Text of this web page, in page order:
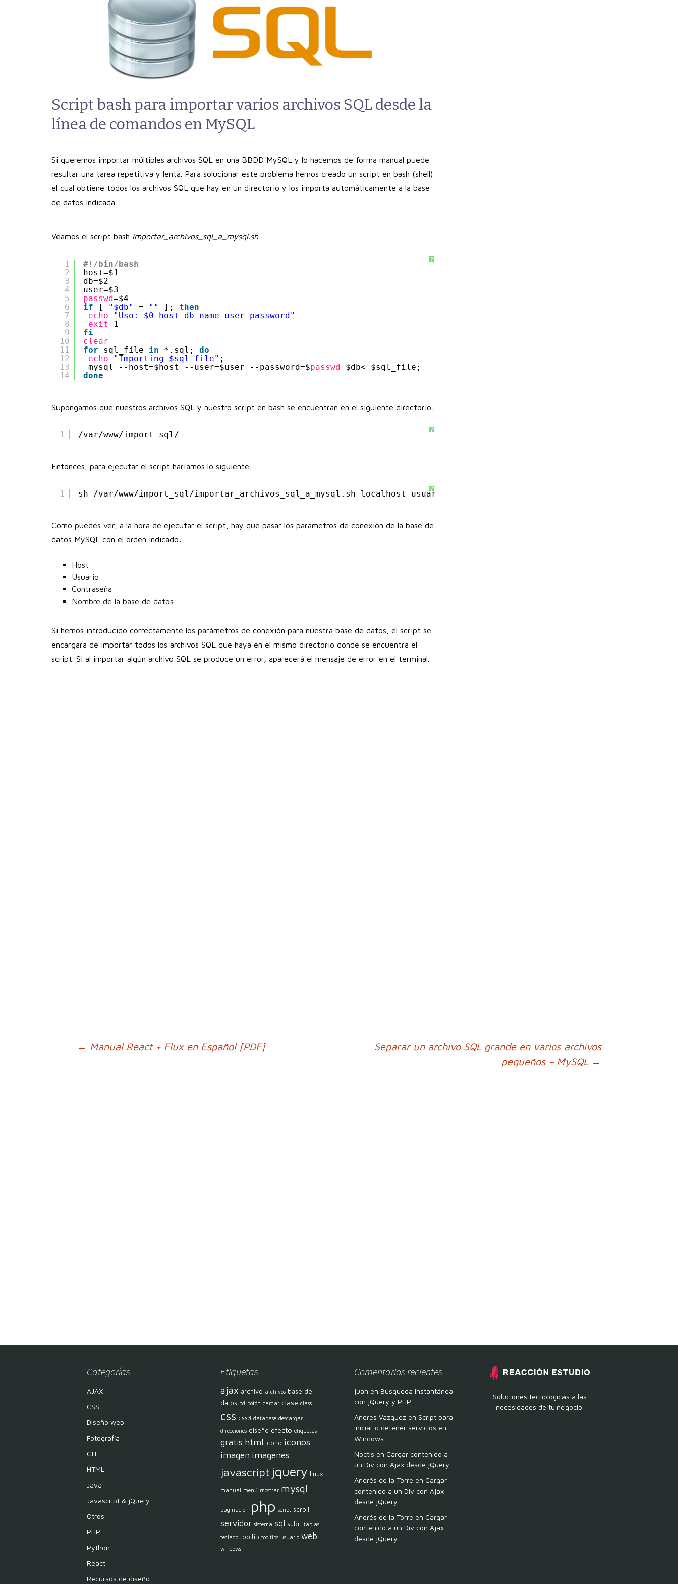
Script bash para importar varios archivos SQL desde la
línea de comandos en MySQL
Si queremos importar múltiples archivos SQL en una BBDD MySQL y lo hacemos de forma manual puede
resultar una tarea repetitiva y lenta. Para solucionar este problema hemos creado un script en bash (shell)
el cual obtiene todos los archivos SQL que hay en un directorio y los importa automáticamente a la base
de datos indicada.
Veamos el script bash importar_archivos_sql_a_mysql.sh
?
1
2
3
4
5
6
7
8
9
10
11
12
13
14
#!/bin/bash
host=$1
db=$2
user=$3
passwd=$4
if
[ "$db" = "" ]; then
echo
"Uso: $0 host db_name user password"
exit
1
fi
clear
for
sql_file in *.sql; do
echo
"Importing $sql_file" ;
mysql --host=$host --user=$user --password=$passwd
$db< $sql_file;
done
Supongamos que nuestros archivos SQL y nuestro script en bash se encuentran en el siguiente directorio:
?
1 /var/www/import_sql/
Entonces, para ejecutar el script haríamos lo siguiente:
?
1 sh /var/www/import_sql/importar_archivos_sql_a_mysql .sh localhost usuario_bbdd contrasena_bbdd nombre_bbdd
Como puedes ver, a la hora de ejecutar el script, hay que pasar los parámetros de conexión de la base de
datos MySQL con el orden indicado:
Host
Usuario
Contraseña
Nombre de la base de datos
Si hemos introducido correctamente los parámetros de conexión para nuestra base de datos, el script se
encargará de importar todos los archivos SQL que haya en el mismo directorio donde se encuentra el
script. Si al importar algún archivo SQL se produce un error, aparecerá el mensaje de error en el terminal.
← Manual React + Flux en Español [PDF]
Separar un archivo SQL grande en varios archivos
pequeños – MySQL →
Categorías
AJAX
CSS
Diseño web
Fotografía
GIT
HTML
Java
Javascript & jQuery
Otros
PHP
Python
React
Recursos de diseño
Etiquetas
ajax archivo archivos base de
datos bd botón cargar clase class
css css3 database descargar
direcciones diseño efecto etiquetas
gratis html icono iconos
imagen imagenes
javascript jquery linux
manual menú mostrar mysql
paginacion php script scroll
servidor sistema sql subir tablas
teclado tooltip tooltips usuario web
windows
Comentarios recientes
juan en Búsqueda instantánea
con jQuery y PHP
Andres Vazquez en Script para
iniciar o detener servicios en
Windows
Noctis en Cargar contenido a
un Div con Ajax desde jQuery
Andrés de la Torre en Cargar
contenido a un Div con Ajax
desde jQuery
Andrés de la Torre en Cargar
contenido a un Div con Ajax
desde jQuery
Soluciones tecnológicas a las
necesidades de tu negocio.